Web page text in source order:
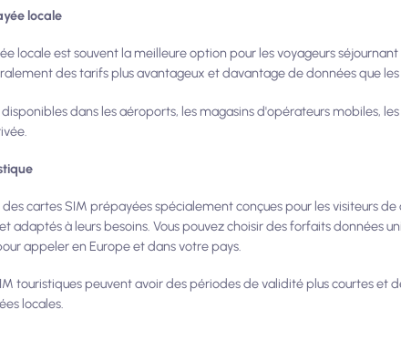
locale
locale est souvent la meilleure option pour les voyageurs
des tarifs plus avantageux et davantage de données que
dans les aéroports, les magasins d'opérateurs mobiles,
des cartes SIM prépayées spécialement conçues pour les visiteurs
adaptés à leurs besoins. Vous pouvez choisir des forfaits données
appeler en Europe et dans votre pays.
touristiques peuvent avoir des périodes de validité plus courtes et
locales.